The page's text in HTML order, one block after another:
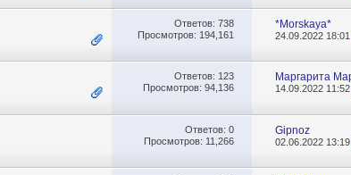
Ответов: 738
Просмотров: 194,161
*Morskaya*
24.09.2022 18:01
Ответов: 123
Просмотров: 94,136
Маргарита
14.09.2022 11:52
Ответов: 0
Просмотров: 11,266
Gipnoz
02.06.2022 13:19